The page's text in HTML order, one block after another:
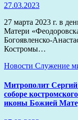
27.03.2023
27 марта 2023 г. в
Матери
Богоявленско-
Костромы…
Новости Служение
Митрополит Сергий
соборе
иконы Божией